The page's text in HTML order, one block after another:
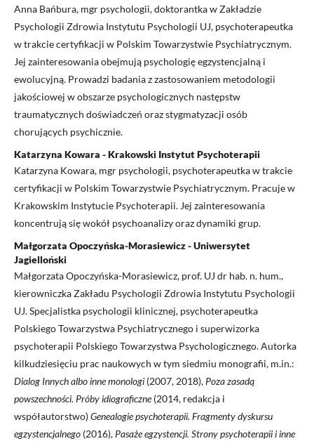
Anna Bańbura, mgr psychologii, doktorantka w Zakładzie
Psychologii Zdrowia Instytutu Psychologii UJ, psychoterapeutka
w trakcie certyfikacji w Polskim Towarzystwie Psychiatrycznym.
Jej zainteresowania obejmują psychologię egzystencjalną i
ewolucyjną. Prowadzi badania z zastosowaniem metodologii
jakościowej w obszarze psychologicznych następstw
traumatycznych doświadczeń oraz stygmatyzacji osób
chorujących psychicznie.
Katarzyna Kowara - Krakowski Instytut Psychoterapii
Katarzyna Kowara, mgr psychologii, psychoterapeutka w trakcie
certyfikacji w Polskim Towarzystwie Psychiatrycznym. Pracuje w
Krakowskim Instytucie Psychoterapii. Jej zainteresowania
koncentrują się wokół psychoanalizy oraz dynamiki grup.
Małgorzata Opoczyńska-Morasiewicz - Uniwersytet
Jagielloński
Małgorzata Opoczyńska-Morasiewicz, prof. UJ dr hab. n. hum.,
kierowniczka Zakładu Psychologii Zdrowia Instytutu Psychologii
UJ. Specjalistka psychologii klinicznej, psychoterapeutka
Polskiego Towarzystwa Psychiatrycznego i superwizorka
psychoterapii Polskiego Towarzystwa Psychologicznego. Autorka
kilkudziesięciu prac naukowych w tym siedmiu monografii, m.in.:
Dialog Innych albo inne monologi (2007, 2018), Poza zasadą
powszechności. Próby idiograficzne(2014, redakcja i
współautorstwo)Genealogie psychoterapii. Fragmenty dyskursu
egzystencjalnego (2016), Pasaże egzystencji. Strony psychoterapii i inne